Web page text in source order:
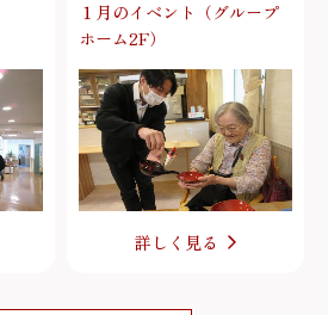
１月のイベント（グループ
ホーム2F）
詳しく見る